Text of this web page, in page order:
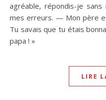
agréable, répondis-je
mes erreurs. — Mon père
Tu savais que tu étais
papa ! »
LIRE